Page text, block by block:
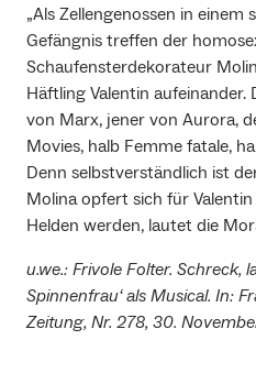
„Als Zellengenossen in einem
Gefängnis treffen der
Schaufensterdekorateur
Häftling Valentin
von Marx, jener von Aurora,
Movies, halb Femme fatale,
Denn selbstverständlich ist
Molina opfert sich für
Helden werden, lautet die
u.we.: Frivole Folter. Schreck,
Spinnenfrau‘ als Musical. In:
Zeitung, Nr. 278, 30.